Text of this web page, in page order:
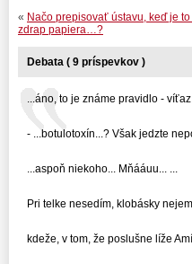
« Načo prepisovať ústavu, keď je
zdrap papiera…?
Debata ( 9 príspevkov )
...áno, to je známe pravidlo - víťaz
- ...botulotoxín...? Však jedzte
...aspoň niekoho... Mňááuu... ...
Pri telke nesedím, klobásky nejem,
kdeže, v tom, že poslušne líže